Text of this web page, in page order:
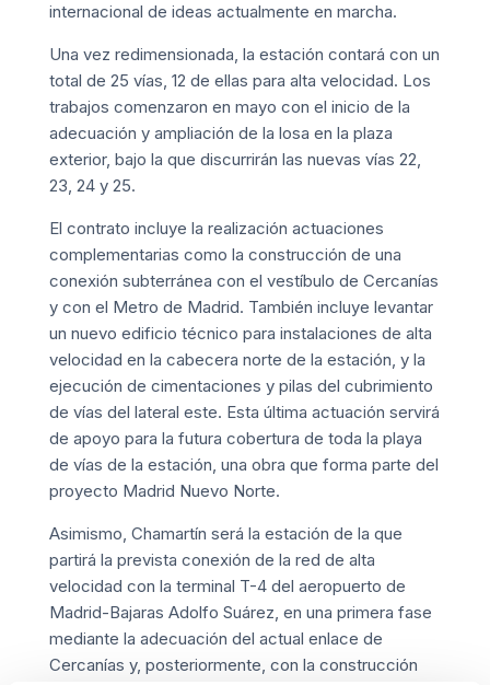
internacional de ideas actualmente en marcha.
Una vez redimensionada, la estación contará con un
total de 25 vías, 12 de ellas para alta velocidad. Los
trabajos comenzaron en mayo con el inicio de la
adecuación y ampliación de la losa en la plaza
exterior, bajo la que discurrirán las nuevas vías 22,
23, 24 y 25.
El contrato incluye la realización actuaciones
complementarias como la construcción de una
conexión subterránea con el vestíbulo de Cercanías
y con el Metro de Madrid. También incluye levantar
un nuevo edificio técnico para instalaciones de alta
velocidad en la cabecera norte de la estación, y la
ejecución de cimentaciones y pilas del cubrimiento
de vías del lateral este. Esta última actuación servirá
de apoyo para la futura cobertura de toda la playa
de vías de la estación, una obra que forma parte del
proyecto Madrid Nuevo Norte.
Asimismo, Chamartín será la estación de la que
partirá la prevista conexión de la red de alta
velocidad con la terminal T-4 del aeropuerto de
Madrid-Bajaras Adolfo Suárez, en una primera fase
mediante la adecuación del actual enlace de
Cercanías y, posteriormente, con la construcción